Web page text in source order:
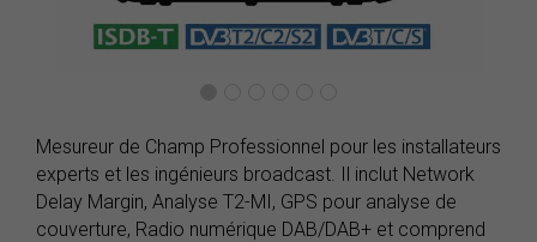
Mesureur de Champ Professionnel pour les installateurs
experts et les ingénieurs broadcast. Il inclut Network
Delay Margin, Analyse T2-MI, GPS pour analyse de
couverture, Radio numérique DAB/DAB+ et comprend